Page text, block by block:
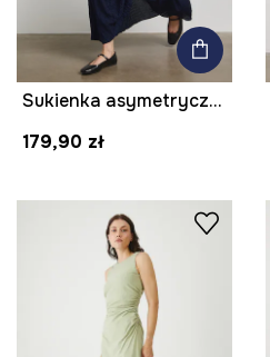
Sukienka asymetryczna
179,90 zł